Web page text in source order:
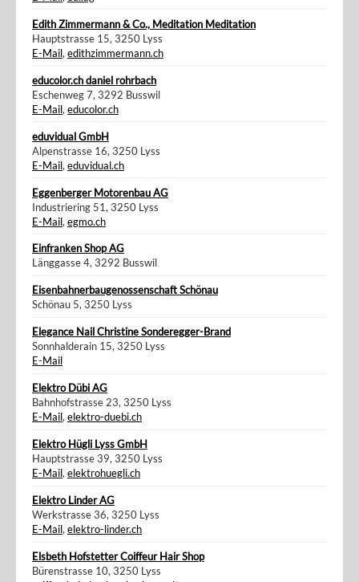
Edith Zimmermann & Co., Meditation Meditation
Hauptstrasse 15, 3250 Lyss
E-Mail, edithzimmermann.ch
educolor.ch daniel rohrbach
Eschenweg 7, 3292 Busswil
E-Mail, educolor.ch
eduvidual GmbH
Alpenstrasse 16, 3250 Lyss
E-Mail, eduvidual.ch
Eggenberger Motorenbau AG
Industriering 51, 3250 Lyss
E-Mail, egmo.ch
Einfranken Shop AG
Länggasse 4, 3292 Busswil
Eisenbahnerbaugenossenschaft Schönau
Schönau 5, 3250 Lyss
Elegance Nail Christine Sonderegger-Brand
Sonnhalderain 15, 3250 Lyss
E-Mail
Elektro Dübi AG
Bahnhofstrasse 23, 3250 Lyss
E-Mail,elektro-duebi.ch
Elektro Hügli Lyss GmbH
Hauptstrasse 39, 3250 Lyss
E-Mail, elektrohuegli.ch
Elektro Linder AG
Werkstrasse 36, 3250 Lyss
E-Mail, elektro-linder.ch
Elsbeth Hofstetter Coiffeur Hair Shop
Bürenstrasse 10, 3250 Lyss